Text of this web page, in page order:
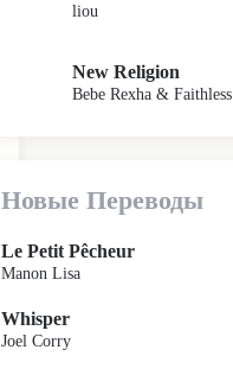
liou
New Religion
Bebe Rexha & Faithless
Новые Переводы
Le Petit Pêcheur
Manon Lisa
Whisper
Joel Corry